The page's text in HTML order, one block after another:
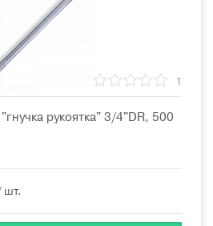
1
рукоятка" 3/4"DR, 500
шт.